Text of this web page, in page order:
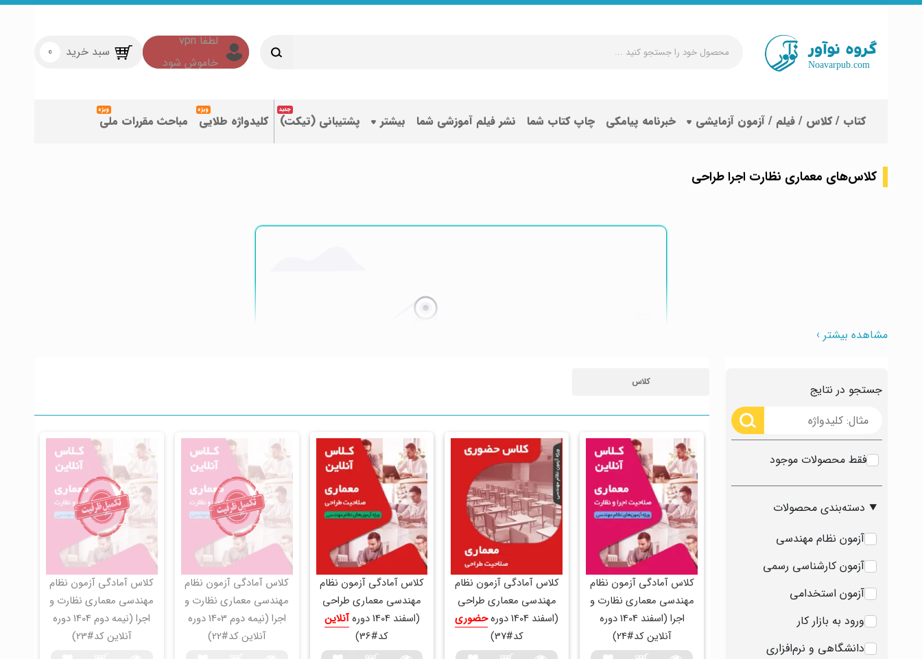
جستجو
کنید
سبد خرید 0
کتاب / کلاس / فیلم / آزمون آزمایشی خبرنامه پیامکی چاپ کتاب شما نشر فیلم آموزشی شما بیشتر پشتیبانی (تیکت) کلیدواژه طلایی مباحث مقررات ملی
کلاس‌های معماری نظارت اجرا طراحی
مشاهده بیشتر ›
جستجو در نتایج
فقط محصولات موجود
دسته‌بندی محصولات
آزمون نظام مهندسی
آزمون کارشناسی رسمی
آزمون استخدامی
ورود به بازار کار
دانشگاهی و نرم‌افزاری
کلاس
کلاس آمادگی آزمون نظام
مهندسی معماری نظارت و
اجرا (اسفند 1404 دوره
آنلاین کد#24)
کلاس آمادگی آزمون نظام
مهندسی معماری طراحی
(اسفند 1404 دوره
حضوری
کد#37)
کلاس آمادگی آزمون نظام
مهندسی معماری طراحی
(اسفند 1404 دوره
آنلاین
کد#36)
کلاس آمادگی آزمون نظام
مهندسی معماری نظارت و
اجرا (نیمه دوم 1403 دوره
آنلاین کد#22)
کلاس آمادگی آزمون نظام
مهندسی معماری نظارت و
اجرا (نیمه دوم 1404 دوره
آنلاین کد#23)